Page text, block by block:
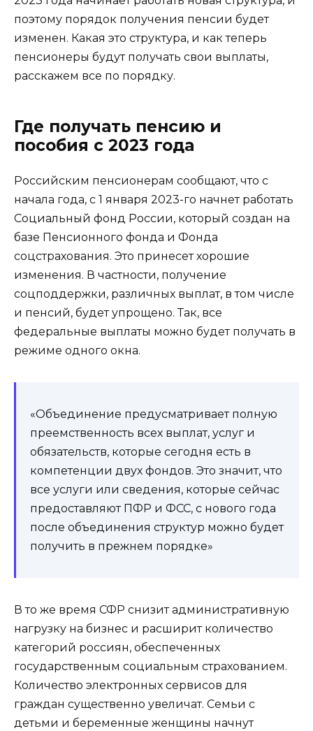
поэтому порядок получения пенсии будет
изменен. Какая это структура, и как теперь
пенсионеры будут получать свои выплаты,
расскажем все по порядку.
Где получать пенсию и
пособия с 2023 года
Российским пенсионерам сообщают, что с
начала года, с 1 января 2023-го начнет работать
Социальный фонд России, который создан на
базе Пенсионного фонда и Фонда
соцстрахования. Это принесет хорошие
изменения. В частности, получение
соцподдержки, различных выплат, в том числе
и пенсий, будет упрощено. Так, все
федеральные выплаты можно будет получать в
режиме одного окна.
«Объединение предусматривает полную
преемственность всех выплат, услуг и
обязательств, которые сегодня есть в
компетенции двух фондов. Это значит, что
все услуги или сведения, которые сейчас
предоставляют ПФР и ФСС, с нового года
после объединения структур можно будет
получить в прежнем порядке»
В то же время СФР снизит административную
нагрузку на бизнес и расширит количество
категорий россиян, обеспеченных
государственным социальным страхованием.
Количество электронных сервисов для
граждан существенно увеличат. Семьи с
детьми и беременные женщины начнут